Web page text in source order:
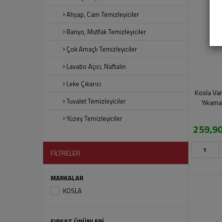
Ahşap, Cam Temizleyiciler
Banyo, Mutfak Temizleyiciler
Çok Amaçlı Temizleyiciler
Lavabo Açıcı, Naftalin
Leke Çıkarıcı
Tuvalet Temizleyiciler
Yüzey Temizleyiciler
FİLTRELER
MARKALAR
KOSLA
Kosla